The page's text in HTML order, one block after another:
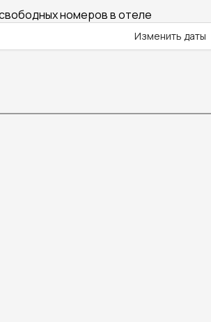
номеров в отеле
Изменить даты